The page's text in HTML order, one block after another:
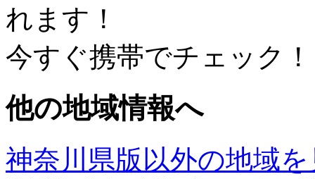
れます！
今すぐ携帯でチェック！
他の地域情報へ
神奈川県版以外の地域